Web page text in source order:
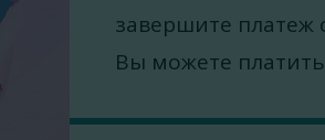
завершите платеж
Вы можете